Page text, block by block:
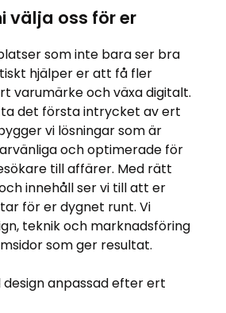
välja oss för er
som inte bara ser bra
hjälper er att få fler
varumärke och växa digitalt.
det första intrycket av ert
vi lösningar som är
och optimerade för
till affärer. Med rätt
innehåll ser vi till att er
för er dygnet runt. Vi
teknik och marknadsföring
som ger resultat.
design anpassad efter ert